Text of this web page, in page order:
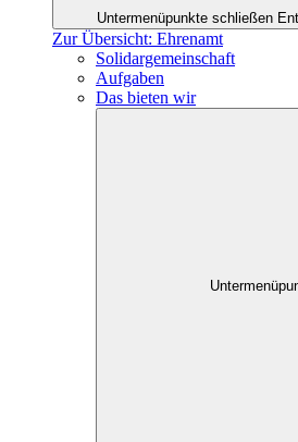
Untermenüpunkte schließen
Zur Übersicht: Ehrenamt
Solidargemeinschaft
Aufgaben
Das bieten wir